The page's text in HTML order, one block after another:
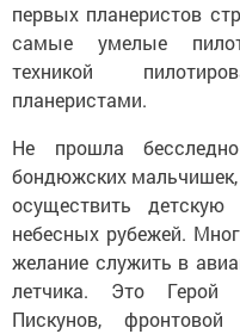
первых планеристов
самые умелые
техникой
планеристами.
Не прошла
бондюжских
осуществить
небесных рубежей.
желание служить в
летчика. Это Герой
Пискунов, фронтовой